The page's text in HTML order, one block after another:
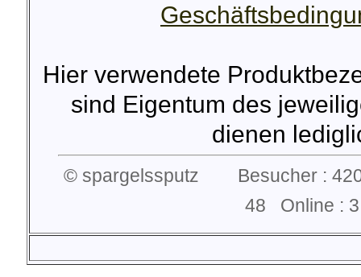
Hier verwendete
sind Eigentum des
dienen
© spargelssputz Besucher :
48 Online